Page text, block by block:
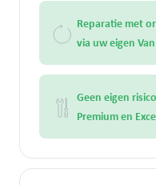
Reparatie met
via uw eigen
Geen eigen
Premium en